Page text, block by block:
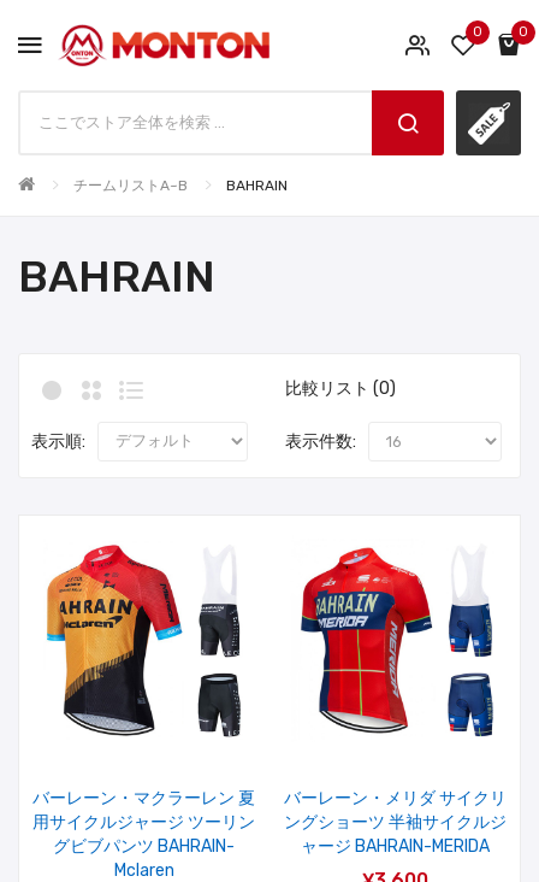
0 0
チームリストA~B BAHRAIN
BAHRAIN
比較リスト (0)
表示順: 表示件数:
バーレーン・マクラーレン 夏
用サイクルジャージ ツーリン
グビブパンツ BAHRAIN-
Mclaren
バーレーン・メリダ サイクリ
ングショーツ 半袖サイクルジ
ャージ BAHRAIN-MERIDA